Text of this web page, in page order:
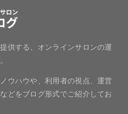
供する、オンラインサロンの運
ウハウや、利用者の視点、運営
どをブログ形式でご紹介してお